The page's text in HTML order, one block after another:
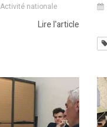
Activité nationale
Lire l'article